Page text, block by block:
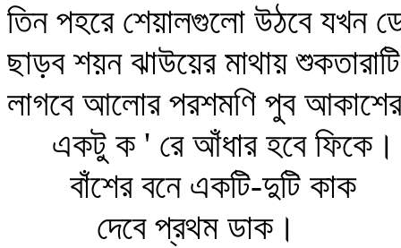
তিন পহরে শেয়ালগুলো উঠবে যখন
ছাড়ব শয়ন ঝাউয়ের মাথায়
লাগবে আলোর পরশমণি পুব
একটু ক ' রে আঁধার হবে ফিকে।
বাঁশের বনে একটি-দুটি কাক
দেবে প্রথম ডাক।